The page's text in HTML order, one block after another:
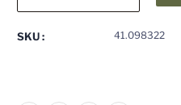
SKU : 41.098322